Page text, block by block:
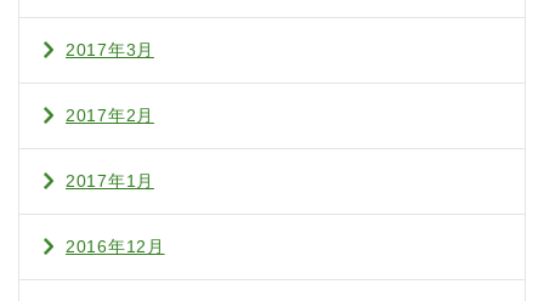
2017年3月
2017年2月
2017年1月
2016年12月